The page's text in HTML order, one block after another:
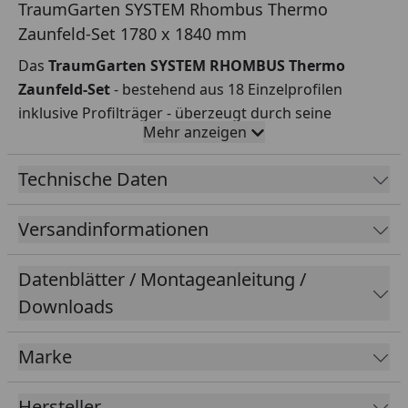
TraumGarten SYSTEM Rhombus Thermo
Zaunfeld-Set 1780 x 1840 mm
Das TraumGarten SYSTEM RHOMBUS Thermo
Zaunfeld-Set- bestehend aus 18 Einzelprofilen
inklusive Profilträger - überzeugt durch seine
schlichte Anordnung der Profile. Diese Ausführung
gilt als echter Klassiker und ist sehr beliebt. Die
Rhombus SYSTEM Serie von Traumgarten ist ein
Modulzaun mit vielen Gestaltungsmöglichkeiten! Die
Rhombus-Form der Profile ermöglicht eine leichte
Einsicht und bietet Ihnen dennoch einen
wunderbaren Sichtschutz.
Die thermisch behandelte, skandinavische Kiefer
und eine natürliche Ästhetik. Dank der
außergewöhnliche Resistenz gegen Pilze und Fäulnis.
Mehr anzeigen
Technische Daten
Versandinformationen
Datenblätter / Montageanleitung /
Downloads
Marke